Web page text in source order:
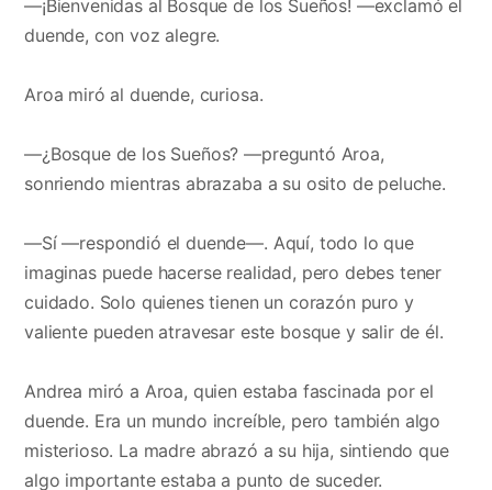
—¡Bienvenidas al Bosque de los Sueños! —exclamó el
duende, con voz alegre.
Aroa miró al duende, curiosa.
—¿Bosque de los Sueños? —preguntó Aroa,
sonriendo mientras abrazaba a su osito de peluche.
—Sí —respondió el duende—. Aquí, todo lo que
imaginas puede hacerse realidad, pero debes tener
cuidado. Solo quienes tienen un corazón puro y
valiente pueden atravesar este bosque y salir de él.
Andrea miró a Aroa, quien estaba fascinada por el
duende. Era un mundo increíble, pero también algo
misterioso. La madre abrazó a su hija, sintiendo que
algo importante estaba a punto de suceder.